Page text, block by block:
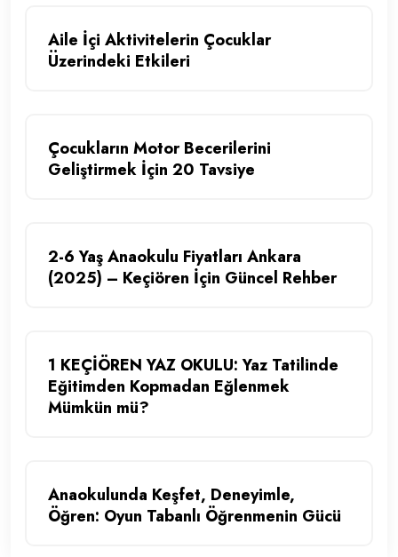
Aile İçi Aktivitelerin Çocuklar
Üzerindeki Etkileri
Çocukların Motor Becerilerini
Geliştirmek İçin 20 Tavsiye
2-6 Yaş Anaokulu Fiyatları Ankara
(2025) – Keçiören İçin Güncel Rehber
1 KEÇİÖREN YAZ OKULU: Yaz Tatilinde
Eğitimden Kopmadan Eğlenmek
Mümkün mü?
Anaokulunda Keşfet, Deneyimle,
Öğren: Oyun Tabanlı Öğrenmenin Gücü